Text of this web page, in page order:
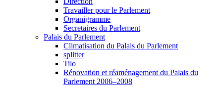
Travailler pour le Parlement
Organigramme
Secretaires du Parlement
Palais du Parlement
Climatisation du Palais du Parlement
splitter
Tilo
Rénovation et réaménagement du Palais du
Parlement 2006–2008